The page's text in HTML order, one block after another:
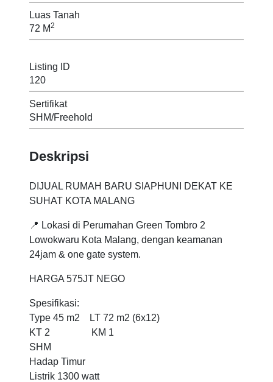
Luas Tanah
72 M2
Listing ID
120
Sertifikat
SHM/Freehold
Deskripsi
DIJUAL RUMAH BARU SIAPHUNI DEKAT KE
SUHAT KOTA MALANG
📍 Lokasi di Perumahan Green Tombro 2
Lowokwaru Kota Malang, dengan keamanan
24jam & one gate system.
HARGA 575JT NEGO
Spesifikasi:
Type 45 m2 LT 72 m2 (6x12)
KT 2 KM 1
SHM
Hadap Timur
Listrik 1300 watt